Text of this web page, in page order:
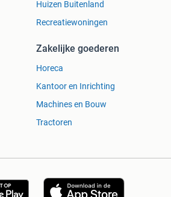
Huizen Buitenland
Recreatiewoningen
Zakelijke goederen
Horeca
Kantoor en Inrichting
Machines en Bouw
Tractoren